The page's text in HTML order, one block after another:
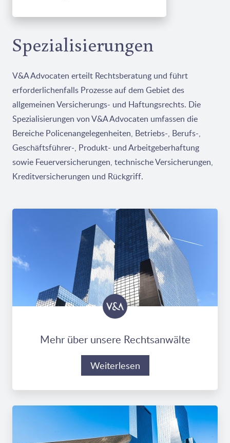
Spezialisierungen
V&A Advocaten erteilt Rechtsberatung und führt
erforderlichenfalls Prozesse auf dem Gebiet des
allgemeinen Versicherungs- und Haftungsrechts. Die
Spezialisierungen von V&A Advocaten umfassen die
Bereiche Policenangelegenheiten, Betriebs-, Berufs-,
Geschäftsführer-, Produkt- und Arbeitgeberhaftung
sowie Feuerversicherungen, technische Versicherungen,
Kreditversicherungen und Rückgriff.
Mehr über unsere Rechtsanwälte
Weiterlesen